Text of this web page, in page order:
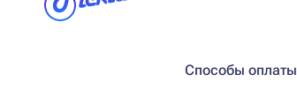
Способы оплаты